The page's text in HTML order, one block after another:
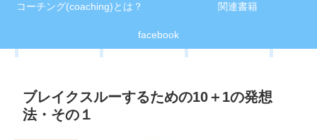
コーチング(coaching)とは？ 関連書籍
facebook
ブレイクスルーするための10＋1の発想
法・その１